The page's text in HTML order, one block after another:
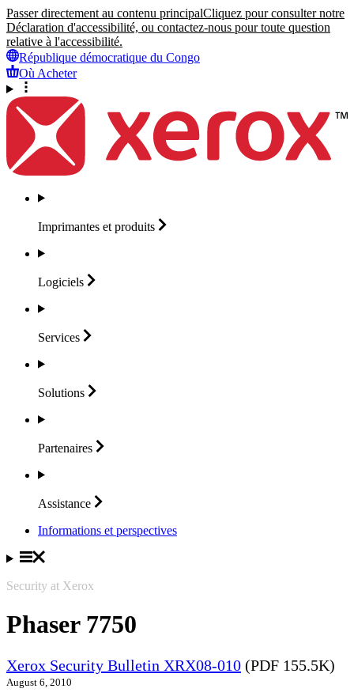
Passer directement au contenu principalCliquez pour consulter notre
Déclaration d'accessibilité, ou contactez-nous pour toute question
relative à l'accessibilité.
République démocratique du Congo
Où Acheter
Imprimantes et produits
Logiciels
Services
Solutions
Partenaires
Assistance
Informations et perspectives
Security at Xerox
Phaser 7750
Xerox Security Bulletin XRX08-010 (PDF 155.5K)
August 6, 2010